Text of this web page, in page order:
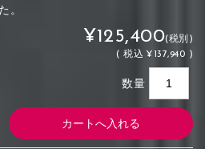
。
¥125,400(税別)
(税込 ¥137,940 )
数量